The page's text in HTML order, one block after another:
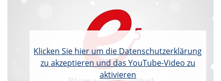
Klicken Sie hier um die Datenschutzerklärung
zu akzeptieren und das YouTube-Video zu
aktivieren